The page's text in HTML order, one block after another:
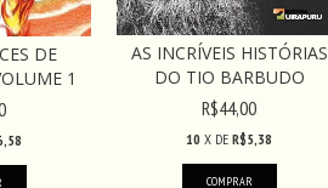
DE
1
AS INCRÍVEIS HISTÓRIAS
DO TIO BARBUDO
R$44,00
10 X DER$5,38